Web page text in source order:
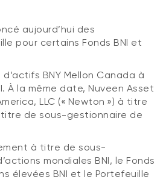
aujourd’hui des
pour certains Fonds BNI et
BNY Mellon Canada à
À la même date, Nuveen Asset
LLC (« Newton ») à titre
de sous-gestionnaire de
à titre de sous-
mondiales BNI, le Fonds
élevées BNI et le Portefeuille